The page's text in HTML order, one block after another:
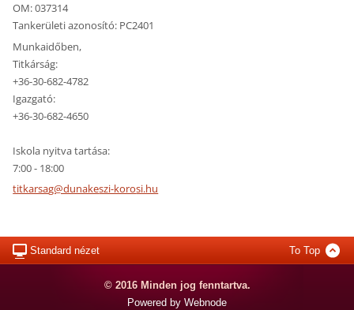
OM: 037314
Tankerületi azonosító: PC2401
Munkaidőben,
Titkárság:
+36-30-682-4782
Igazgató:
+36-30-682-4650
Iskola nyitva tartása:
7:00 - 18:00
titkarsag@dunakeszi-korosi.hu
Standard nézet To Top
© 2016 Minden jog fenntartva.
Powered by Webnode